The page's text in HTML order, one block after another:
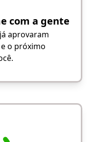
com a gente
aprovaram
o próximo